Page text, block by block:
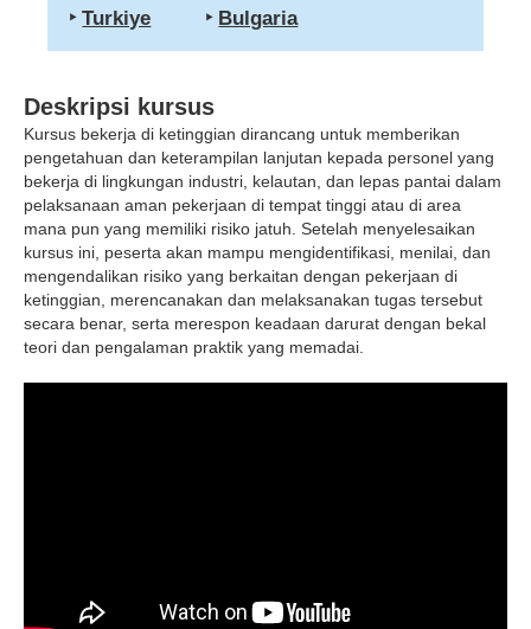
‣Turkiye ‣ Bulgaria
Deskripsi kursus
Kursus bekerja di ketinggian dirancang untuk memberikan
pengetahuan dan keterampilan lanjutan kepada personel yang
bekerja di lingkungan industri, kelautan, dan lepas pantai dalam
pelaksanaan aman pekerjaan di tempat tinggi atau di area
mana pun yang memiliki risiko jatuh. Setelah menyelesaikan
kursus ini, peserta akan mampu mengidentifikasi, menilai, dan
mengendalikan risiko yang berkaitan dengan pekerjaan di
ketinggian, merencanakan dan melaksanakan tugas tersebut
secara benar, serta merespon keadaan darurat dengan bekal
teori dan pengalaman praktik yang memadai.